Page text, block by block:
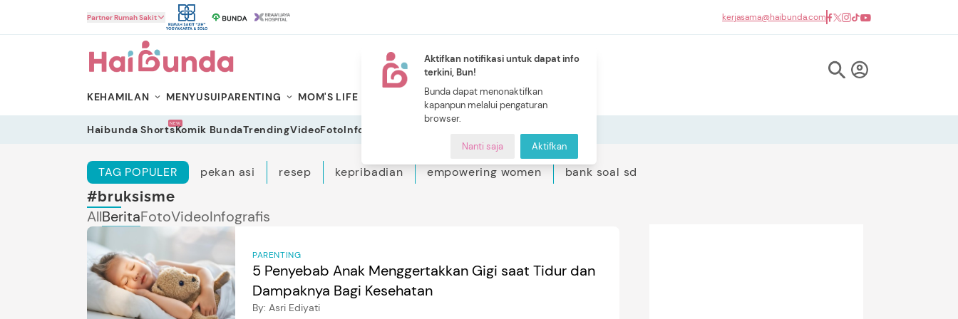
Aktifkan notifikasi untuk dapat info
terkini, Bun!
Bunda dapat menonaktifkan
kapanpun melalui pengaturan
browser.
Nanti saja Aktifkan
Partner Rumah Sakit kerjasama@haibunda.com
KEHAMILAN MENYUSUIPARENTING MOM'S LIFE PILIHAN BUNDA
NEW
CERITA BUNDA
Haibunda ShortsNEWKomik BundaTrendingVideoFotoInfografis
TAG POPULER pekan asi resep kepribadian empowering women bank soal sd
#bruksisme
AllBeritaFotoVideoInfografis
PARENTING
5 Penyebab Anak Menggertakkan Gigi saat Tidur dan
Dampaknya Bagi Kesehatan
By: Asri Ediyati